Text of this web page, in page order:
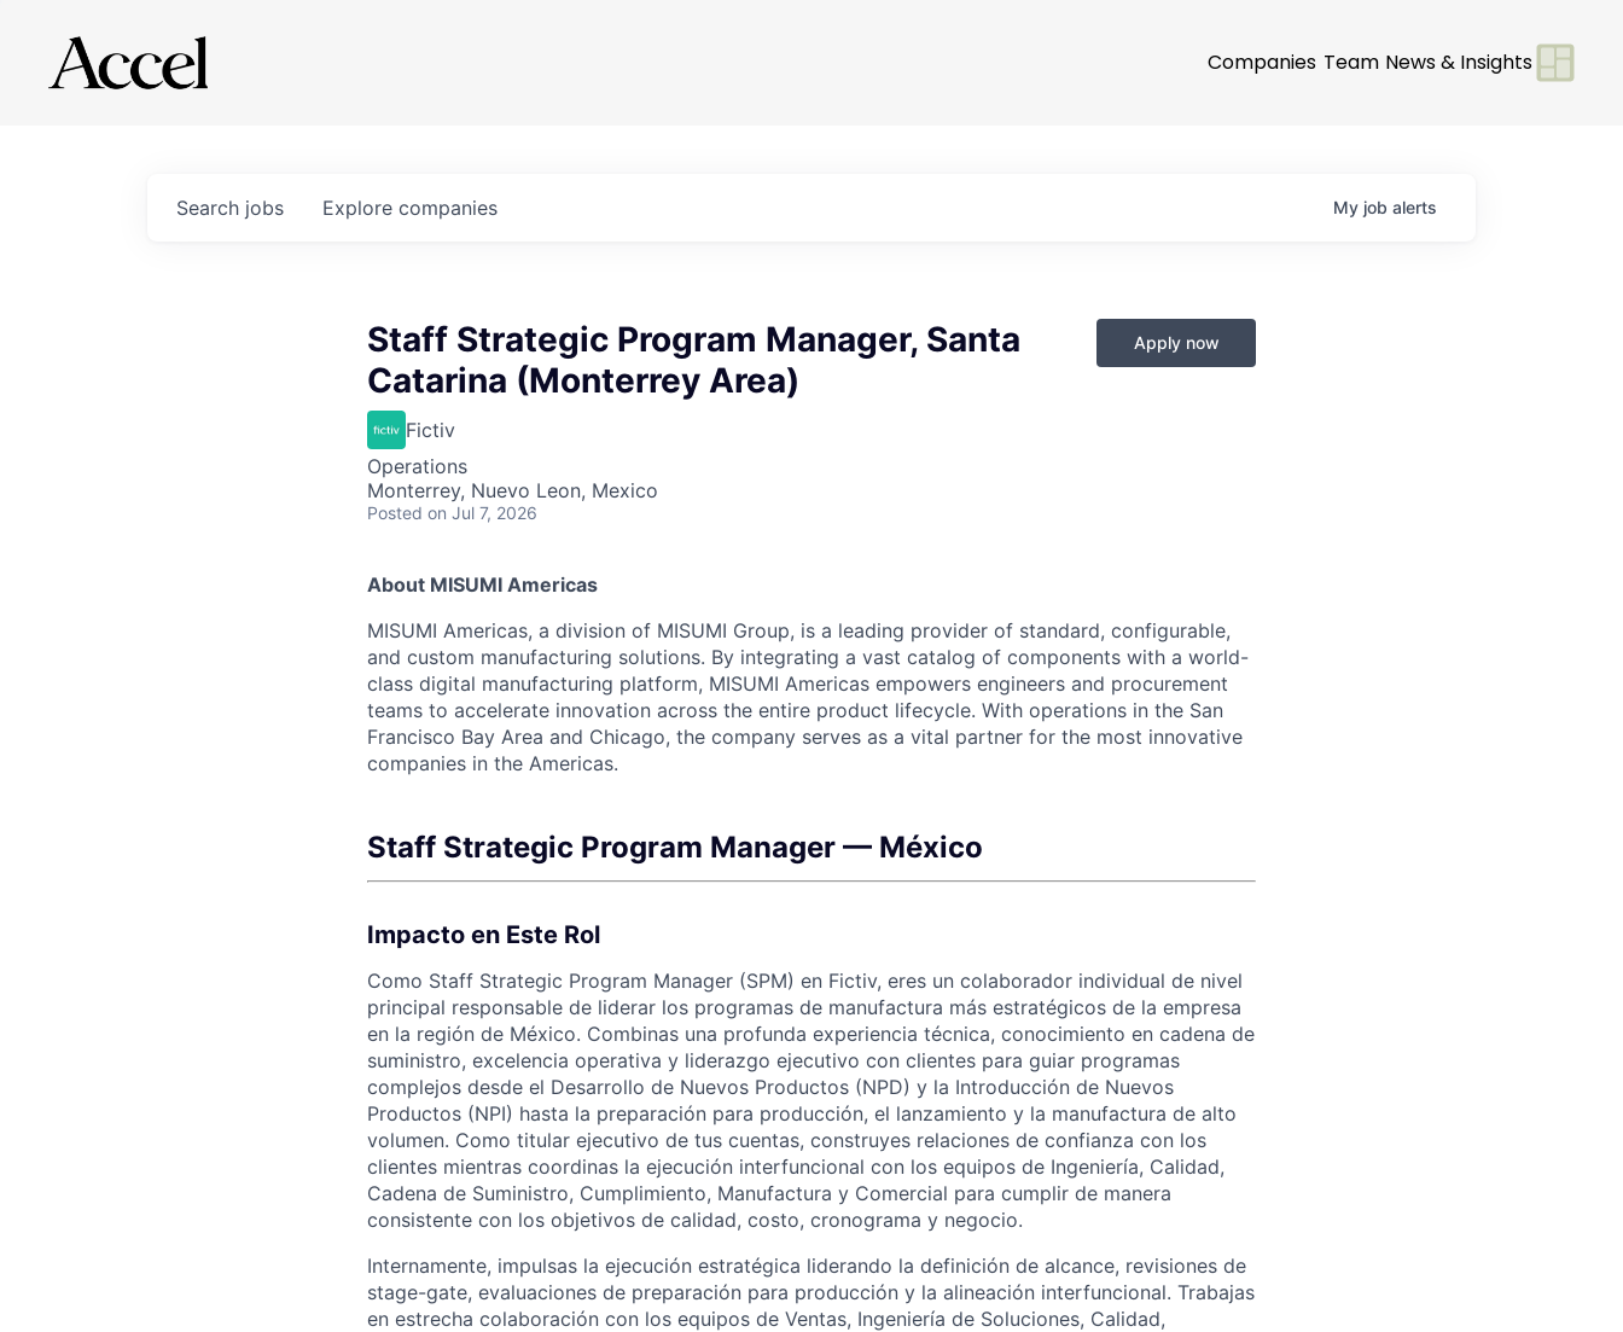
Companies Team News & Insights
Search jobs Explore companies My job alerts
Staff Strategic Program Manager, Santa
Catarina (Monterrey Area)
Fictiv
Operations
Monterrey, Nuevo Leon, Mexico
Posted on Jul 7, 2026
Apply now
About MISUMI Americas
MISUMI Americas, a division of MISUMI Group, is a leading provider of standard, configurable,
and custom manufacturing solutions. By integrating a vast catalog of components with a world-
class digital manufacturing platform, MISUMI Americas empowers engineers and procurement
teams to accelerate innovation across the entire product lifecycle. With operations in the San
Francisco Bay Area and Chicago, the company serves as a vital partner for the most innovative
companies in the Americas.
Staff Strategic Program Manager — México
Impacto en Este Rol
Como Staff Strategic Program Manager (SPM) en Fictiv, eres un colaborador individual de nivel
principal responsable de liderar los programas de manufactura más estratégicos de la empresa
en la región de México. Combinas una profunda experiencia técnica, conocimiento en cadena de
suministro, excelencia operativa y liderazgo ejecutivo con clientes para guiar programas
complejos desde el Desarrollo de Nuevos Productos (NPD) y la Introducción de Nuevos
Productos (NPI) hasta la preparación para producción, el lanzamiento y la manufactura de alto
volumen. Como titular ejecutivo de tus cuentas, construyes relaciones de confianza con los
clientes mientras coordinas la ejecución interfuncional con los equipos de Ingeniería, Calidad,
Cadena de Suministro, Cumplimiento, Manufactura y Comercial para cumplir de manera
consistente con los objetivos de calidad, costo, cronograma y negocio.
Internamente, impulsas la ejecución estratégica liderando la definición de alcance, revisiones de
stage-gate, evaluaciones de preparación para producción y la alineación interfuncional. Trabajas
en estrecha colaboración con los equipos de Ventas, Ingeniería de Soluciones, Calidad,